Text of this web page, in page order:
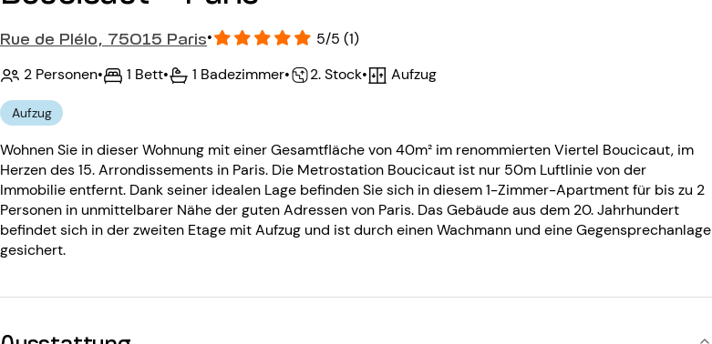
Rue de Plélo, 75015 Paris•
5/5 (1)
2 Personen• 1 Bett• 1 Badezimmer• 2. Stock• Aufzug
Aufzug
Wohnen Sie in dieser Wohnung mit einer Gesamtfläche von 40m² im renommierten Viertel Boucicaut, im
Herzen des 15. Arrondissements in Paris. Die Metrostation Boucicaut ist nur 50m Luftlinie von der
Immobilie entfernt. Dank seiner idealen Lage befinden Sie sich in diesem 1-Zimmer-Apartment für bis zu 2
Personen in unmittelbarer Nähe der guten Adressen von Paris. Das Gebäude aus dem 20. Jahrhundert
befindet sich in der zweiten Etage mit Aufzug und ist durch einen Wachmann und eine Gegensprechanlage
gesichert.